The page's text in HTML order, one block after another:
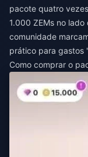
pacote quatro
1.000 ZEMs no
comunidade
prático para gastos
Como comprar o